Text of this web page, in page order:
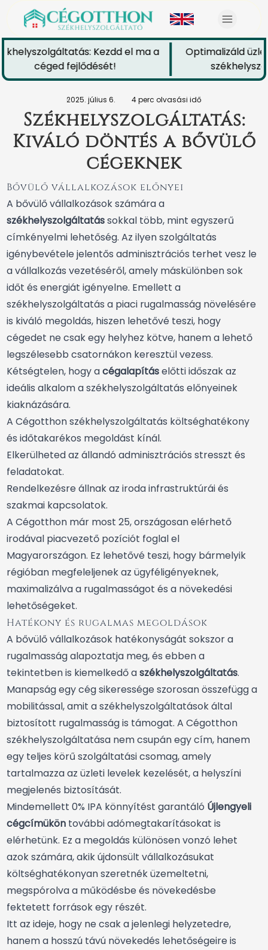
Kezdd el ma a
céged fejlődését!
Optimalizáld
2025. július 6. 4 perc olvasási idő
Székhelyszolgáltatás:
Kiváló döntés a bővülő
cégeknek
Bővülő vállalkozások előnyei
A bővülő vállalkozások számára a
székhelyszolgáltatássokkal több, mint egyszerű
címkényelmi lehetőség. Az ilyen szolgáltatás
igénybevétele jelentős adminisztrációs terhet vesz le
a vállalkozás vezetéséről, amely máskülönben sok
időt és energiát igényelne. Emellett a
székhelyszolgáltatás a piaci rugalmasság növelésére
is kiváló megoldás, hiszen lehetővé teszi, hogy
cégedet ne csak egy helyhez kötve, hanem a lehető
legszélesebb csatornákon keresztül vezess.
Kétségtelen, hogy acégalapításelőtti időszak az
ideális alkalom a székhelyszolgáltatás előnyeinek
kiaknázására.
A Cégotthon székhelyszolgáltatás költséghatékony
és időtakarékos megoldást kínál.
Elkerülheted az állandó adminisztrációs stresszt és
feladatokat.
Rendelkezésre állnak az iroda infrastruktúrái és
szakmai kapcsolatok.
A Cégotthon már most 25, országosan elérhető
irodával piacvezető pozíciót foglal el
Magyarországon. Ez lehetővé teszi, hogy bármelyik
régióban megfeleljenek az ügyféligényeknek,
maximalizálva a rugalmasságot és a növekedési
lehetőségeket.
Hatékony és rugalmas megoldások
A bővülő vállalkozások hatékonyságát sokszor a
rugalmasság alapoztatja meg, és ebben a
tekintetben is kiemelkedő aszékhelyszolgáltatás.
Manapság egy cég sikeressége szorosan összefügg a
mobilitással, amit a székhelyszolgáltatások által
biztosított rugalmasság is támogat. A Cégotthon
székhelyszolgáltatása nem csupán egy cím, hanem
egy teljes körű szolgáltatási csomag, amely
tartalmazza az üzleti levelek kezelését, a helyszíni
megjelenés biztosítását.
Mindemellett 0% IPA könnyítést garantáló Újlengyeli
cégcímükön további adómegtakarításokat is
elérhetünk. Ez a megoldás különösen vonzó lehet
azok számára, akik újdonsült vállalkozásukat
költséghatékonyan szeretnék üzemeltetni,
megspórolva a működésbe és növekedésbe
fektetett források egy részét.
Itt az ideje, hogy ne csak a jelenlegi helyzetedre,
hanem a hosszú távú növekedés lehetőségeire is